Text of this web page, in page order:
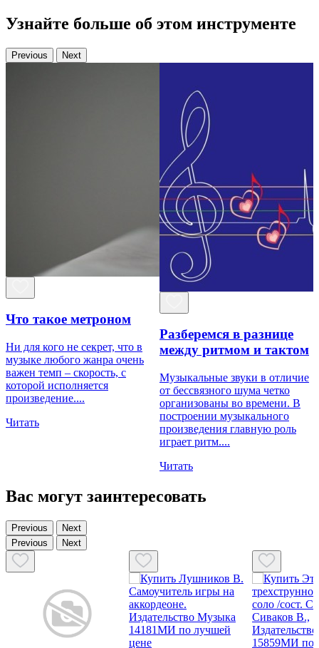
Узнайте больше об этом инструменте
Previous Next
Что такое метроном
Ни для кого не секрет, что в
музыке любого жанра очень
важен темп – скорость, с
которой исполняется
произведение....
Читать
Разберемся в разнице
между ритмом и тактом
Музыкальные звуки в отличие
от бессвязного шума четко
организованы во времени. В
построении музыкального
произведения главную роль
играет ритм....
Читать
Вас могут заинтересовать
Previous
Next
Previous
Next